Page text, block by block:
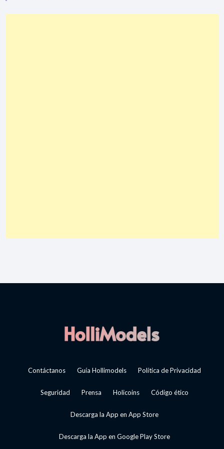
Contáctanos Guía Hollimodels Política de Privacidad
Seguridad Prensa Holicoins Código ético
Descarga la App en App Store
Descarga la App en Google Play Store